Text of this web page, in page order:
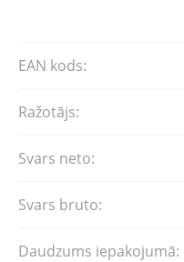
EAN kods:
Ražotājs:
Svars neto:
Svars bruto:
Daudzums iepakojumā: